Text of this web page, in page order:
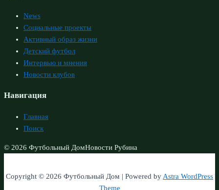
News
Социальные проекты
Активный образ жизни
Детский футбол
Интервью и мнения
Новости клубов
Навигация
Главная
Поиск
© 2026 Футбольный ДомНовости Рубина
Copyright © 2026 Футбольный Дом | Powered byAstra WordPress
Theme